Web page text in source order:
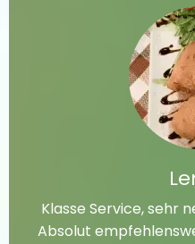
Klasse Service, sehr
Absolut